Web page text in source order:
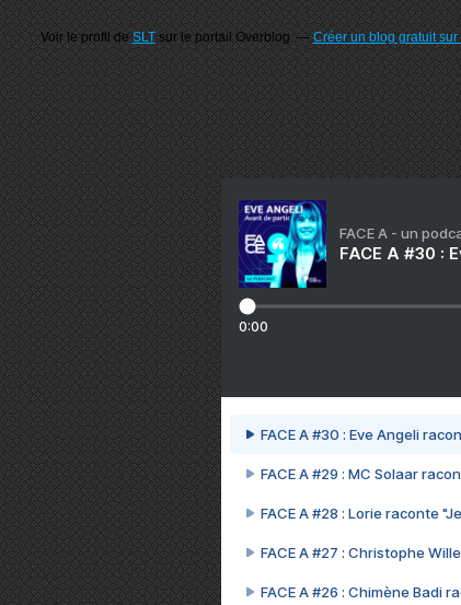
Voir le profil deSLTsur le portail Overblog Créer un blog gratuit sur
FACE A - un
FACE A #30 :
0:00
FACE A #30 : Eve Angeli
FACE A #29 : MC Solaar
FACE A #28 : Lorie raconte
FACE A #27 : Christophe
FACE A #26 : Chimène Badi